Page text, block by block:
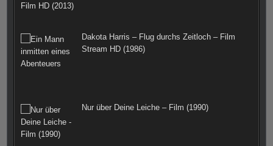
Dakota Harris – Flug durchs Zeitloch – Film
Stream HD (1986)
Nur über Deine Leiche – Film (1990)